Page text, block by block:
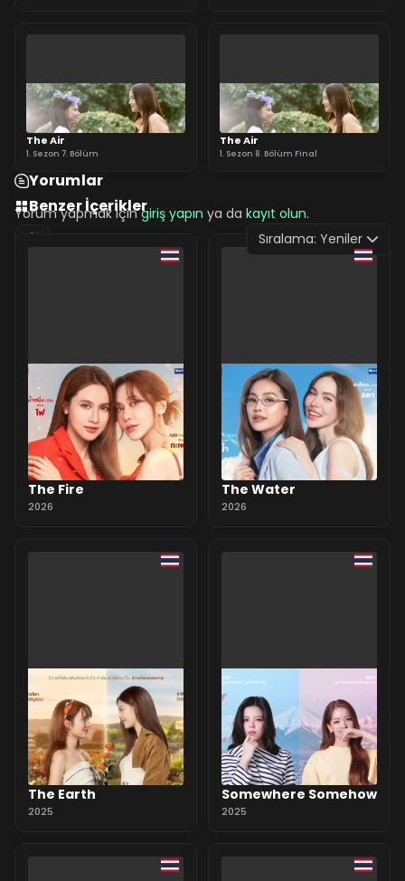
The Air
1. Sezon 7. Bölüm
The Air
1. Sezon 8. Bölüm Final
Yorumlar
Yorum yapmak içingiriş yapın ya da kayıt olun.
Sıralama: Yeniler
Benzer İçerikler
The Fire
2026
The Water
2026
The Earth
2025
Somewhere Somehow
2025